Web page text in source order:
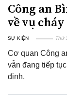
Công an
về vụ
SỰ KIỆN Thứ
Cơ quan Công
vẫn đang tiếp
định.